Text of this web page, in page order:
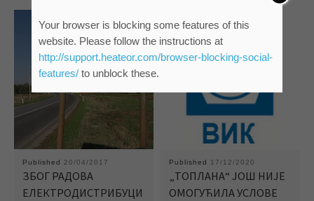
Published 20/04/2017
ЗБОГ РАДОВА
ЕЛЕКТРОДИСТРИБУЦИ
Published 17/12/2020
„ТОПЛАНА“ ЈОШ НИЈЕ
ОМОГУЋИЛА УСЛОВЕ
Your browser is blocking some features of this
website. Please follow the instructions at
http://support.heateor.com/browser-blocking-social-
features/to unblock these.